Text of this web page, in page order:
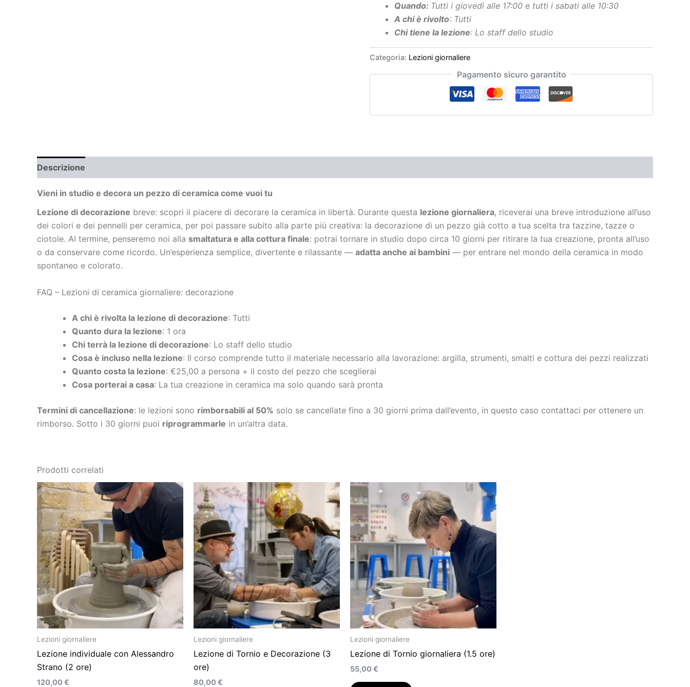
Quando:Tutti i giovedì alle 17:00 e tutti i sabati alle 10:30
A chi è rivolto: Tutti
Chi tiene la lezione: Lo staff dello studio
Categoria:Lezioni giornaliere
Pagamento sicuro garantito
Descrizione
Vieni in studio e decora un pezzo di ceramica come vuoi tu
Lezione di decorazionebreve: scopri il piacere di decorare la ceramica in libertà. Durante questalezione giornaliera, riceverai una breve introduzione all’uso
dei colori e dei pennelli per ceramica, per poi passare subito alla parte più creativa: la decorazione di un pezzo già cotto a tua scelta tra tazzine, tazze o
ciotole. Al termine, penseremo noi allasmaltatura e alla cottura finale: potrai tornare in studio dopo circa 10 giorni per ritirare la tua creazione, pronta all’uso
o da conservare come ricordo. Un’esperienza semplice, divertente e rilassante —adatta anche ai bambini— per entrare nel mondo della ceramica in modo
spontaneo e colorato.
FAQ – Lezioni di ceramica giornaliere: decorazione
A chi è rivolta la lezione di decorazione: Tutti
Quanto dura la lezione: 1 ora
Chi terrà la lezione di decorazione: Lo staff dello studio
Cosa è incluso nella lezione: Il corso comprende tutto il materiale necessario alla lavorazione: argilla, strumenti, smalti e cottura dei pezzi realizzati
Quanto costa la lezione: €25,00 a persona + il costo del pezzo che sceglierai
Cosa porterai a casa: La tua creazione in ceramica ma solo quando sarà pronta
Termini di cancellazione: le lezioni sonorimborsabili al 50%solo se cancellate fino a 30 giorni prima dall’evento, in questo caso contattaci per ottenere un
rimborso. Sotto i 30 giorni puoiriprogrammarlein un’altra data.
Prodotti correlati
Lezioni giornaliere
Lezione individuale con Alessandro
Strano (2 ore)
120,00€
Lezioni giornaliere
Lezione di Tornio e Decorazione (3
ore)
80,00€
Lezioni giornaliere
Lezione di Tornio giornaliera (1.5 ore)
55,00€